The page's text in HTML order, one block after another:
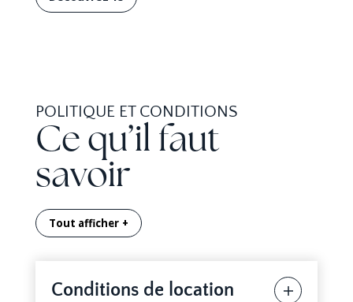
POLITIQUE ET CONDITIONS
Ce qu’il faut
savoir
Tout afficher
Conditions de location